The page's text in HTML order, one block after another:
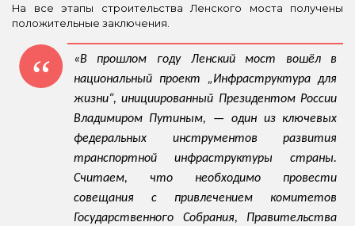
На все этапы строительства Ленского моста получены
положительные заключения.
«В прошлом году Ленский мост вошёл в
национальный проект „Инфраструктура для
жизни“, инициированный Президентом России
Владимиром Путиным, — один из ключевых
федеральных инструментов развития
транспортной инфраструктуры страны.
Считаем, что необходимо провести
совещания с привлечением комитетов
Государственного Собрания, Правительства